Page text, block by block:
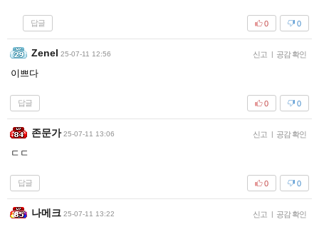
답글 0
0
Zenel 25-07-11 12:56 신고 | 공감 확인
이쁘다
답글 0
0
존문가 25-07-11 13:06 신고 | 공감 확인
ㄷㄷ
답글 0
0
나메크 25-07-11 13:22 신고 | 공감 확인